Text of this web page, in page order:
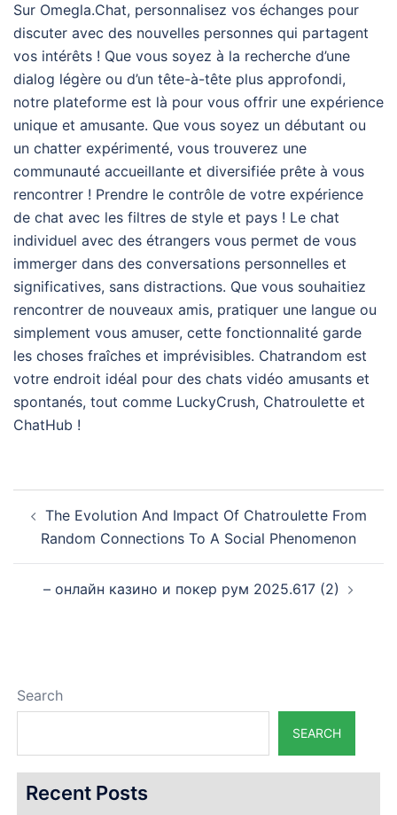
Sur Omegla.Chat, personnalisez vos échanges pour
discuter avec des nouvelles personnes qui partagent
vos intérêts ! Que vous soyez à la recherche d’une
dialog légère ou d’un tête-à-tête plus approfondi,
notre plateforme est là pour vous offrir une expérience
unique et amusante. Que vous soyez un débutant ou
un chatter expérimenté, vous trouverez une
communauté accueillante et diversifiée prête à vous
rencontrer ! Prendre le contrôle de votre expérience
de chat avec les filtres de style et pays ! Le chat
individuel avec des étrangers vous permet de vous
immerger dans des conversations personnelles et
significatives, sans distractions. Que vous souhaitiez
rencontrer de nouveaux amis, pratiquer une langue ou
simplement vous amuser, cette fonctionnalité garde
les choses fraîches et imprévisibles. Chatrandom est
votre endroit idéal pour des chats vidéo amusants et
spontanés, tout comme LuckyCrush, Chatroulette et
ChatHub !
Post
navigation
The Evolution And Impact Of Chatroulette From
Random Connections To A Social Phenomenon
– онлайн казино и покер рум 2025.617 (2)
Search
SEARCH
Recent Posts